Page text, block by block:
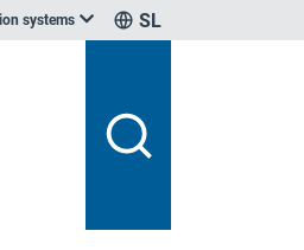
systems SL